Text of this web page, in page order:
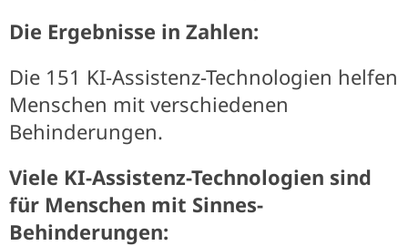
Die Ergebnisse in Zahlen:
Die 151 KI-Assistenz-Technologien helfen
Menschen mit verschiedenen
Behinderungen.
Viele KI-Assistenz-Technologien sind
für Menschen mit Sinnes-
Behinderungen: